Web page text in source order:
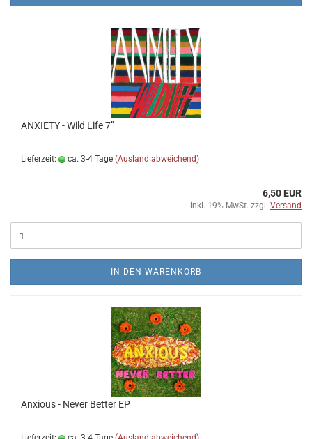
ANXIETY - Wild Life 7”
Lieferzeit: ca. 3-4 Tage (Ausland abweichend)
6,50 EUR
inkl. 19% MwSt. zzgl. Versand
IN DEN WARENKORB
Anxious - Never Better EP